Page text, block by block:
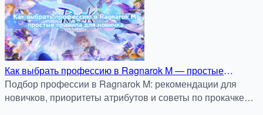
Как выбрать профессию в Ragnarok M — простые
правила для новичка
Подбор профессии в Ragnarok M: рекомендации для
новичков, приоритеты атрибутов и советы по прокачке